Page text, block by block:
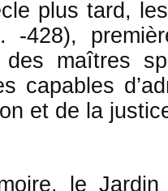
plus tard,
428),
maî­tres
capables
et de la
le